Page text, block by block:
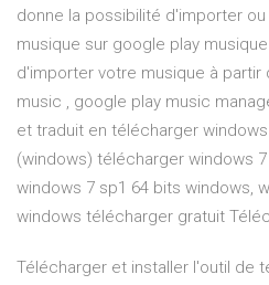
donne la possibilité d'importer
musique sur google play
d'importer votre musique à partir
music , google play music
et traduit en télécharger
(windows) télécharger windows
windows 7 sp1 64 bits windows,
windows télécharger gratuit
Télécharger et installer l'outil de